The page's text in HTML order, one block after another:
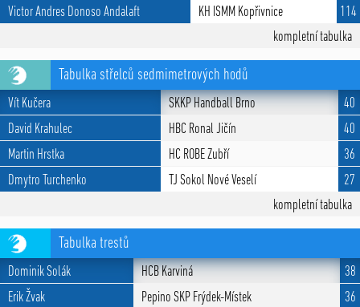
Victor Andres Donoso Andalaft
KH ISMM Kopřivnice
114
kompletní tabulka
Tabulka střelců sedmimetrových hodů
Vít Kučera SKKP Handball Brno
40
David Krahulec
HBC Ronal Jičín
40
Martin Hrstka
HC ROBE Zubří
36
Dmytro Turchenko
TJ Sokol Nové Veselí
27
kompletní tabulka
Tabulka trestů
Dominik Solák HCB Karviná
38
Erik Žvak
Pepino SKP Frýdek-Místek
36